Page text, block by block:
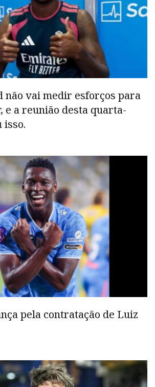
não vai medir esforços para
e a reunião desta quarta-
pela contratação de Luiz